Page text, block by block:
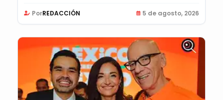
PorREDACCIÓN 5 de agosto, 2026